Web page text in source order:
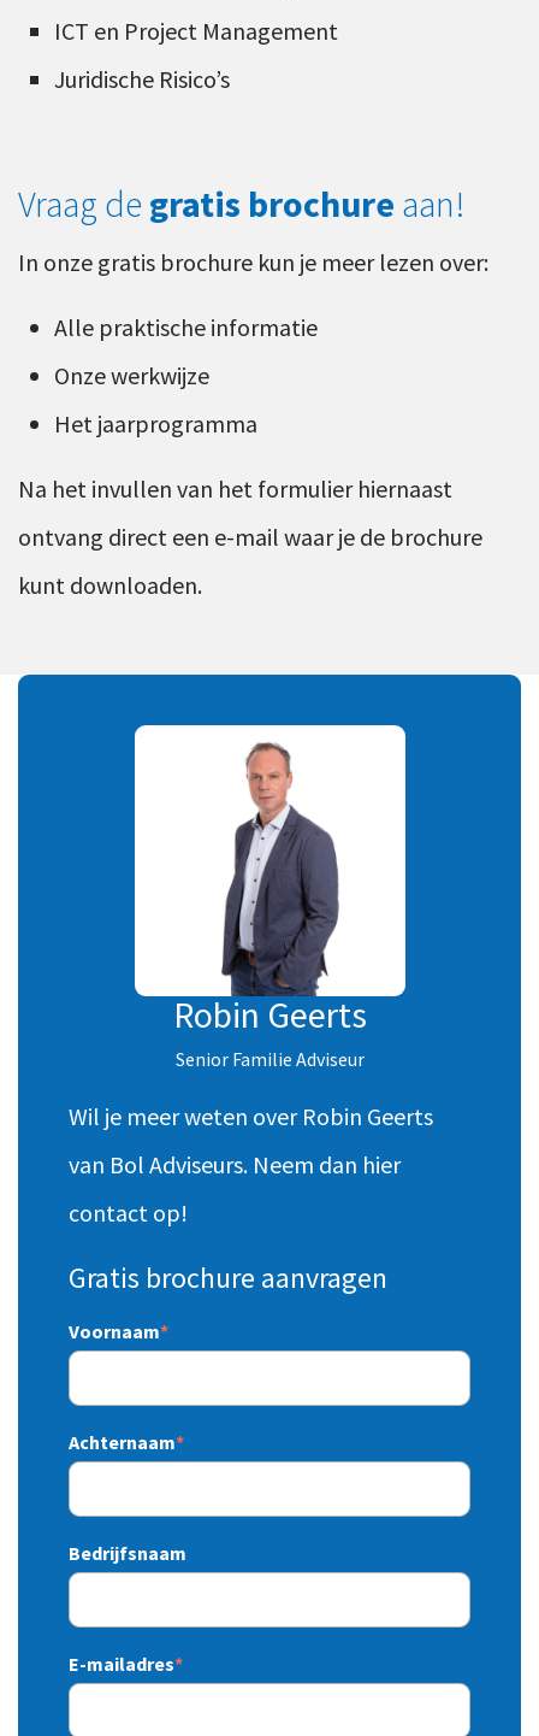
ICT en Project Management
Juridische Risico’s
Vraag de gratis brochure aan!
In onze gratis brochure kun je meer lezen over:
Alle praktische informatie
Onze werkwijze
Het jaarprogramma
Na het invullen van het formulier hiernaast
ontvang direct een e-mail waar je de brochure
kunt downloaden.
Robin Geerts
Senior Familie Adviseur
Wil je meer weten over Robin Geerts
van Bol Adviseurs. Neem dan hier
contact op!
Gratis brochure aanvragen
Voornaam*
Achternaam*
Bedrijfsnaam
E-mailadres*